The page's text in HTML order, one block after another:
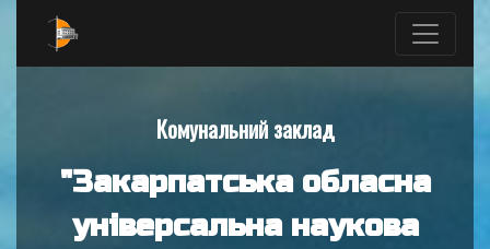
Комунальний заклад
"Закарпатська обласна
універсальна наукова